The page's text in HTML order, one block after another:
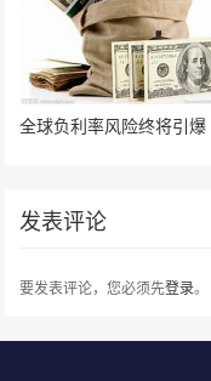
全球负利率风险终将引爆
发表评论
要发表评论，您必须先登录。